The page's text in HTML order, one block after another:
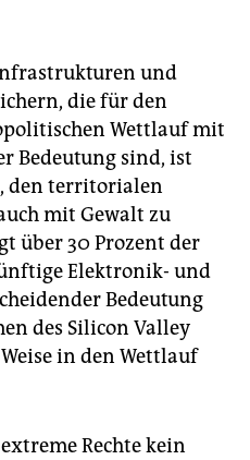
und
die für den
Wettlauf mit
Bedeutung sind, ist
den territorialen
mit Gewalt zu
über 30 Prozent der
Elektronik- und
Bedeutung
des Silicon Valley
in den Wettlauf
Rechte kein